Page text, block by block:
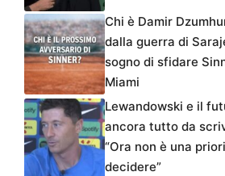
Chi è Damir
dalla guerra di
sogno di sfidare
Miami
Lewandowski e il
ancora tutto da
“Ora non è una
decidere”